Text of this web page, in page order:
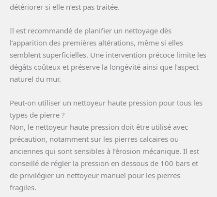
détériorer si elle n’est pas traitée.
Il est recommandé de planifier un nettoyage dès
l’apparition des premières altérations, même si elles
semblent superficielles. Une intervention précoce limite les
dégâts coûteux et préserve la longévité ainsi que l’aspect
naturel du mur.
Peut-on utiliser un nettoyeur haute pression pour tous les
types de pierre ?
Non, le nettoyeur haute pression doit être utilisé avec
précaution, notamment sur les pierres calcaires ou
anciennes qui sont sensibles à l’érosion mécanique. Il est
conseillé de régler la pression en dessous de 100 bars et
de privilégier un nettoyeur manuel pour les pierres
fragiles.